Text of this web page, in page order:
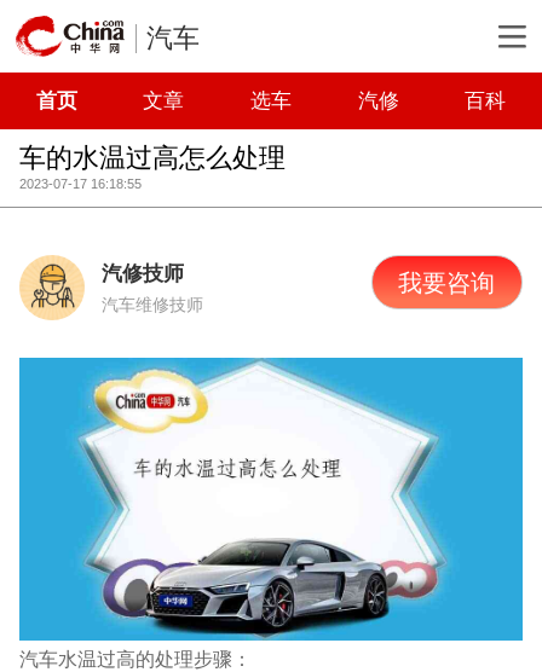
汽车
首页 文章 选车 汽修 百科
车的水温过高怎么处理
2023-07-17 16:18:55
汽修技师
汽车维修技师
我要咨询
汽车水温过高的处理步骤：